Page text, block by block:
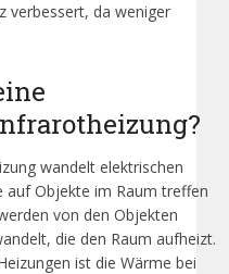
verbessert, da weniger
wandelt elektrischen
Objekte im Raum treffen
von den Objekten
die den Raum aufheizt.
ist die Wärme bei